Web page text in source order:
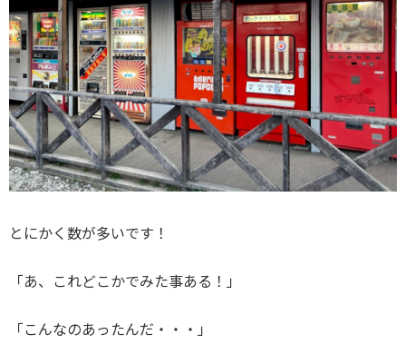
とにかく数が多いです！
「あ、これどこかでみた事ある！」
「こんなのあったんだ・・・」